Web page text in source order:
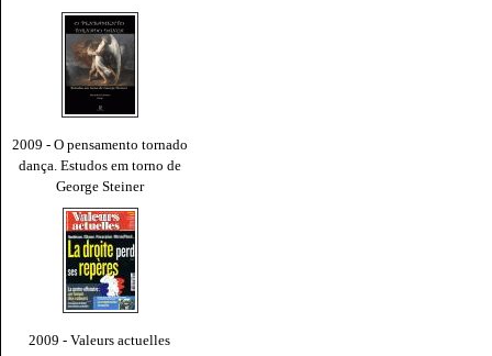
2009 - O pensamento tornado
dança. Estudos em torno de
George Steiner
2009 - Valeurs actuelles